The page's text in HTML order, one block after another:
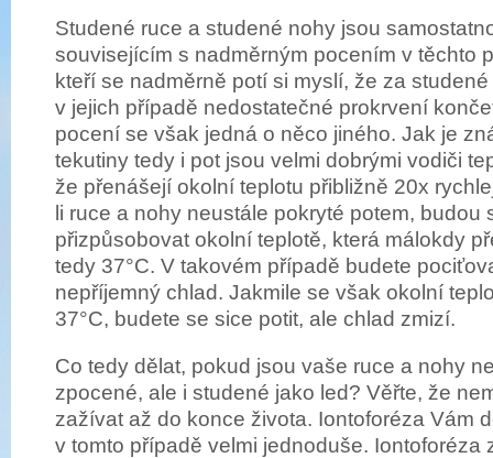
Studené ruce a studené nohy jsou
souvisejícím s nadměrným pocením v těchto
kteří se nadměrně potí si myslí, že za
v jejich případě nedostatečné prokrvení
pocení se však jedná o něco jiného. Jak je
tekutiny tedy i pot jsou velmi dobrými vodiči
že přenášejí okolní teplotu přibližně 20x
li ruce a nohy neustále pokryté potem, budou
přizpůsobovat okolní teplotě, která málokdy
tedy 37°C. V takovém případě budete
nepříjemný chlad. Jakmile se však okolní
37°C, budete se sice potit, ale chlad zmizí.
Co tedy dělat, pokud jsou vaše ruce a nohy
zpocené, ale i studené jako led? Věřte, že
zažívat až do konce života. Iontoforéza Vám
v tomto případě velmi jednoduše. Iontoforéza